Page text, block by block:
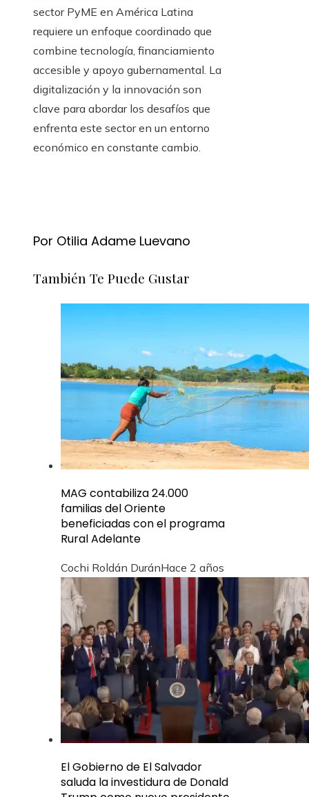
sector PyME en América Latina
requiere un enfoque coordinado que
combine tecnología, financiamiento
accesible y apoyo gubernamental. La
digitalización y la innovación son
clave para abordar los desafíos que
enfrenta este sector en un entorno
económico en constante cambio.
Por Otilia Adame Luevano
También Te Puede Gustar
MAG contabiliza 24.000
familias del Oriente
beneficiadas con el programa
Rural Adelante
Cochi Roldán DuránHace 2 años
El Gobierno de El Salvador
saluda la investidura de Donald